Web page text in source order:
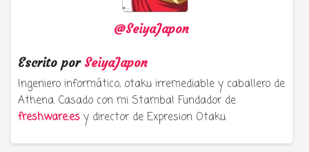
@SeiyaJapon
Escrito por SeiyaJapon
Ingeniero informático, otaku irremediable y caballero de
Athena. Casado con mi Stamba! Fundador de
freshware.es y director de Expresion Otaku.